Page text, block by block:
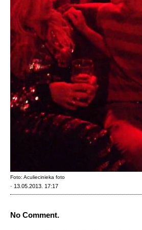
Foto: Aculiecinieka foto
· 13.05.2013. 17:17
No Comment.